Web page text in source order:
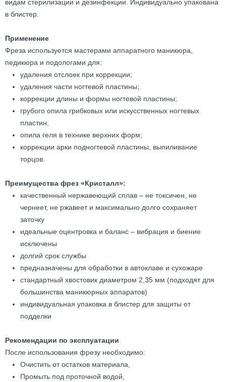
видам стерилизации и дезинфекции. Индивидуально упакована
в блистер.
Применение
Фреза используется мастерами аппаратного маникюра,
педикюра и подологами для:
удаления отслоек при коррекции;
удаления части ногтевой пластины;
коррекции длины и формы ногтевой пластины;
грубого опила грибковых или искусственных ногтевых
пластин;
опила геля в технике верхних форм;
коррекции арки подногтевой пластины, выпиливание
торцов.
Преимущества фрез «Кристалл»:
качественный нержавеющий сплав – не токсичен, не
чернеет, не ржавеет и максимально долго сохраняет
заточку
идеальные оцентровка и баланс – вибрация и биение
исключены
долгий срок службы
предназначены для обработки в автоклаве и сухожаре
стандартный хвостовик диаметром 2,35 мм (подходят для
большинства маникюрных аппаратов)
индивидуальная упаковка в блистер для защиты от
подделки
Рекомендации по эксплуатации
После использования фрезу необходимо:
Очистить от остатков материала,
Промыть под проточной водой,